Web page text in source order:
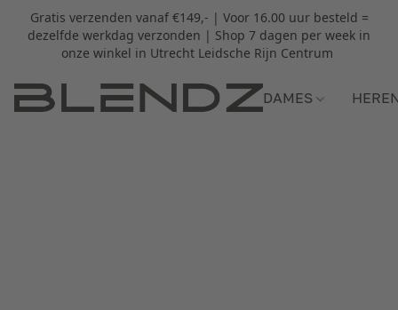
Gratis verzenden vanaf €149,- | Voor 16.00 uur besteld =
dezelfde werkdag verzonden | Shop 7 dagen per week in
onze winkel in Utrecht Leidsche Rijn Centrum
DAMES